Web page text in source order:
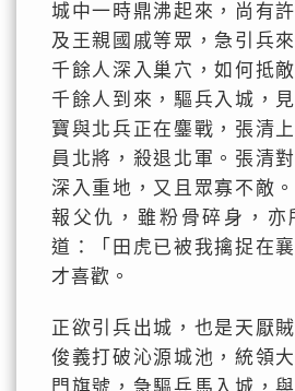
城中一時鼎沸起來，尚有
及王親國戚等眾，急引兵
千餘人深入巢穴，如何抵
千餘人到來，驅兵入城，
寶與北兵正在鏖戰，張清
員北將，殺退北軍。張清
深入重地，又且眾寡不敵
報父仇，雖粉骨碎身，亦
道：「田虎已被我擒捉在
才喜歡。
正欲引兵出城，也是天厭
俊義打破沁源城池，統領